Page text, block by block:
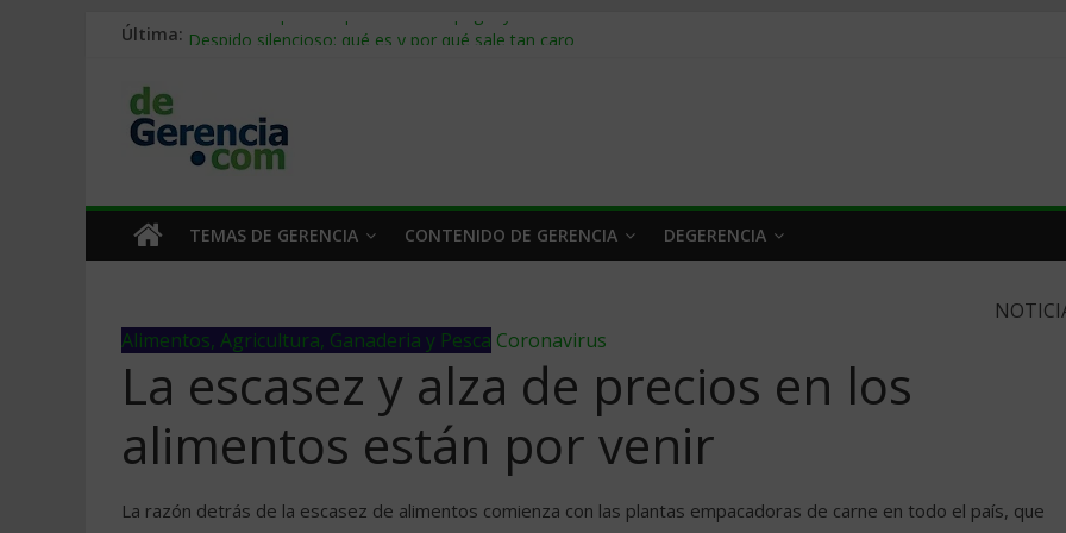
Última: Stablecoins para empresas: cómo pagar y cobrar en 2026
Trabajo forzoso en la cadena de suministro: qué hacer
Mercado hispano de EE. UU.: cómo segmentarlo y venderle
TEMAS DE GERENCIA CONTENIDO DE GERENCIA DEGERENCIA
Alimentos, Agricultura, Ganaderia y Pesca Coronavirus
La escasez y alza de precios en los
alimentos están por venir
La razón detrás de la escasez de alimentos comienza con las plantas empacadoras de carne en todo el país, que